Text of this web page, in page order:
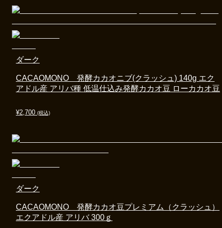
¥2,700 (税込)
CACAOMONO 発酵カカオニブ(クラッシュ) 140g エク
アドル産 アリバ種 低温仕込み発酵カカオ豆 ローカカオ豆
ダーク
CACAOMONO 発酵カカオ豆プレミアム（クラッシュ）
エクアドル産 アリバ 300ｇ
ダーク